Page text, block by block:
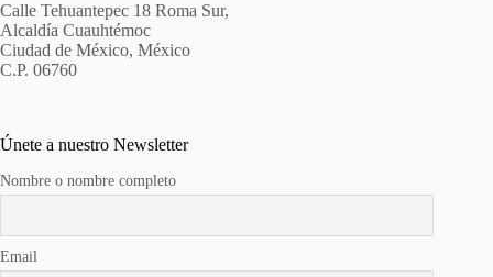
Calle Tehuantepec 18 Roma Sur,
Alcaldía Cuauhtémoc
Ciudad de México, México
C.P. 06760
Únete a nuestro Newsletter
Nombre o nombre completo
Email